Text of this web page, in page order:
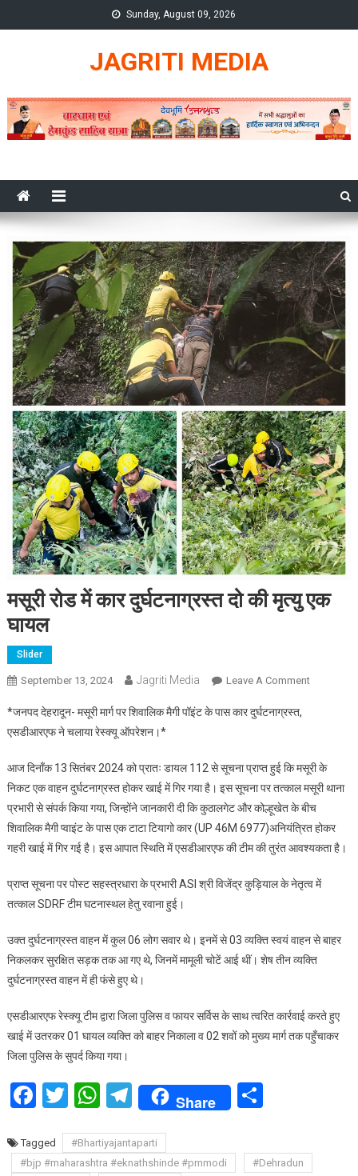
to
Sunday, August 09, 2026
JAGRITI MEDIA
मसूरी रोड में कार दुर्घटनाग्रस्त दो की मृत्यु एक
घायल
Slider
September 13, 2024 Jagriti Media Leave A CommentOn
दुर्घटनाग्रस्त
दो
की
मृत्यु
एक
*जनपद देहरादून- मसूरी मार्ग पर शिवालिक मैगी पॉइंट के पास कार दुर्घटनाग्रस्त,
एसडीआरएफ ने चलाया रेस्क्यू ऑपरेशन।*
आज दिनाँक 13 सितंबर 2024 को प्रातः डायल 112 से सूचना प्राप्त हुई कि मसूरी के
निकट एक वाहन दुर्घटनाग्रस्त होकर खाई में गिर गया है। इस सूचना पर तत्काल मसूरी थाना
प्रभारी से संपर्क किया गया, जिन्होंने जानकारी दी कि कुठालगेट और कोल्हूखेत के बीच
शिवालिक मैगी प्वाइंट के पास एक टाटा टियागो कार (UP 46M 6977)अनियंत्रित होकर
गहरी खाई में गिर गई है। इस आपात स्थिति में एसडीआरएफ की टीम की तुरंत आवश्यकता है।
प्राप्त सूचना पर पोस्ट सहस्त्रधारा के प्रभारी ASI श्री विजेंद्र कुड़ियाल के नेतृत्व में
तत्काल SDRF टीम घटनास्थल हेतु रवाना हुई।
उक्त दुर्घटनाग्रस्त वाहन में कुल 06 लोग सवार थे। इनमें से 03 व्यक्ति स्वयं वाहन से बाहर
निकलकर सुरक्षित सड़क तक आ गए थे, जिनमें मामूली चोटें आई थीं। शेष तीन व्यक्ति
दुर्घटनाग्रस्त वाहन में ही फंसे हुए थे।
एसडीआरएफ रेस्क्यू टीम द्वारा जिला पुलिस व फायर सर्विस के साथ त्वरित कार्रवाई करते हुए
खाई में उतरकर 01 घायल व्यक्ति को बाहर निकाला व 02 शवों को मुख्य मार्ग तक पहुँचाकर
जिला पुलिस के सुपर्द किया गया।
Facebook
Twitter
WhatsApp
Telegram
Share Share
Tagged
#Bhartiyajantaparti
#bjp #maharashtra #eknathshinde #pmmodi
#Dehradun